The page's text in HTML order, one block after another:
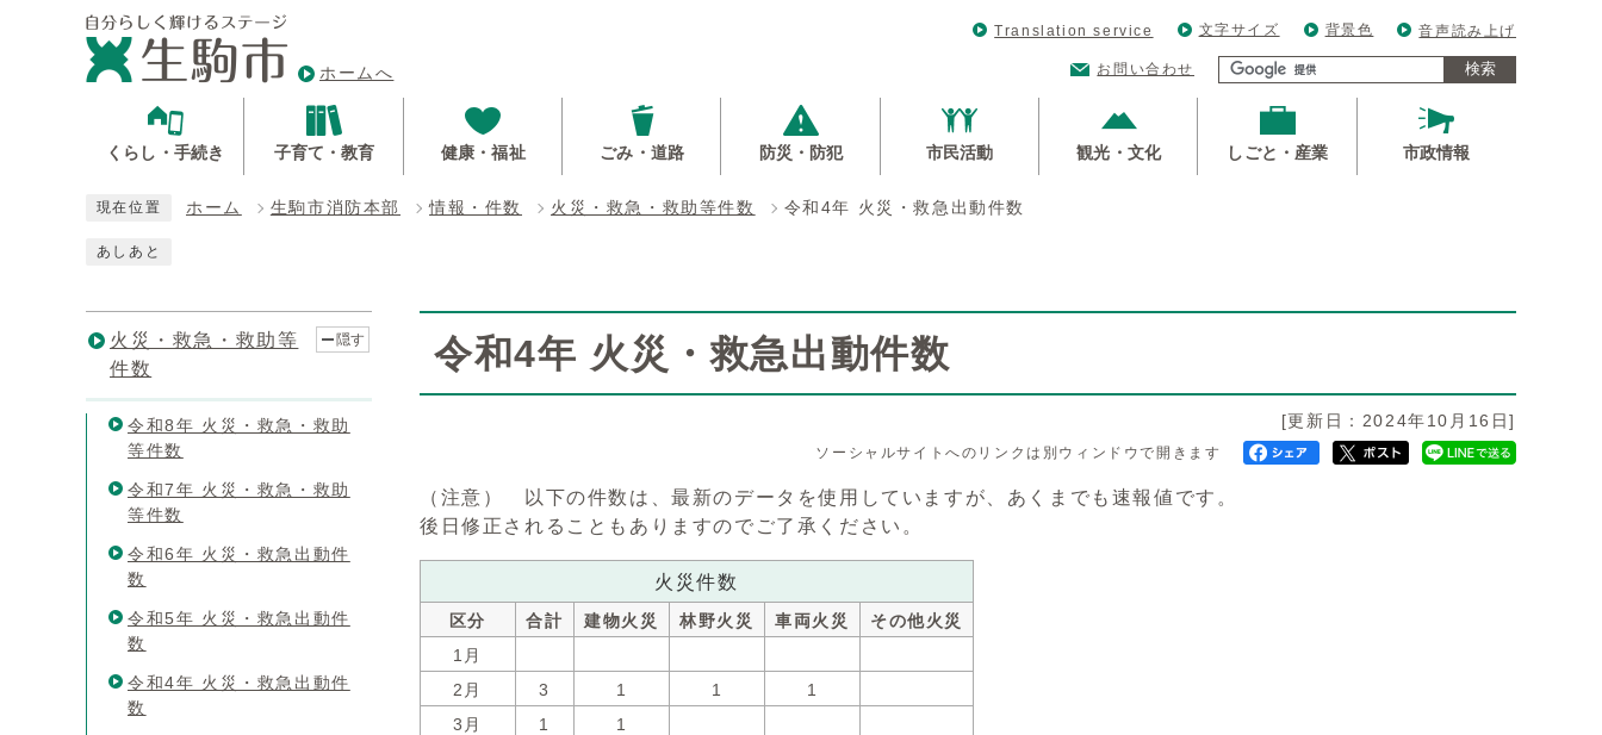
ホームへ
Translation service 文字サイズ 背景色 音声読み上げ
お問い合わせ 検索
くらし・手続き 子育て・教育 健康・福祉 ごみ・道路 防災・防犯 市民活動 観光・文化 しごと・産業 市政情報
現在位置 ホーム 生駒市消防本部 情報・件数 火災・救急・救助等件数 令和4年 火災・救急出動件数
あしあと
令和4年 火災・救急出動件数
[更新日：2024年10月16日]
ソーシャルサイトへのリンクは別ウィンドウで開きます
（注意） 以下の件数は、最新のデータを使用していますが、あくまでも速報値です。
後日修正されることもありますのでご了承ください。
火災件数
区分 合計 建物火災 林野火災 車両火災
その他火災
1月
2月
3 1 1
1
3月
1
1
火災・救急・救助等
件数
隠す
令和8年 火災・救急・救助
等件数
令和7年 火災・救急・救助
等件数
令和6年 火災・救急出動件
数
令和5年 火災・救急出動件
数
令和4年 火災・救急出動件
数